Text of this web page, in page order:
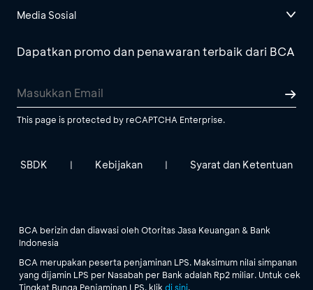
Media Sosial
Dapatkan promo dan penawaran terbaik dari BCA
This page is protected by reCAPTCHA Enterprise.
SBDK | Kebijakan | Syarat dan Ketentuan
BCA berizin dan diawasi oleh Otoritas Jasa Keuangan & Bank
Indonesia
BCA merupakan peserta penjaminan LPS. Maksimum nilai simpanan
yang dijamin LPS per Nasabah per Bank adalah Rp2 miliar. Untuk cek
Tingkat Bunga Penjaminan LPS, klik di sini.